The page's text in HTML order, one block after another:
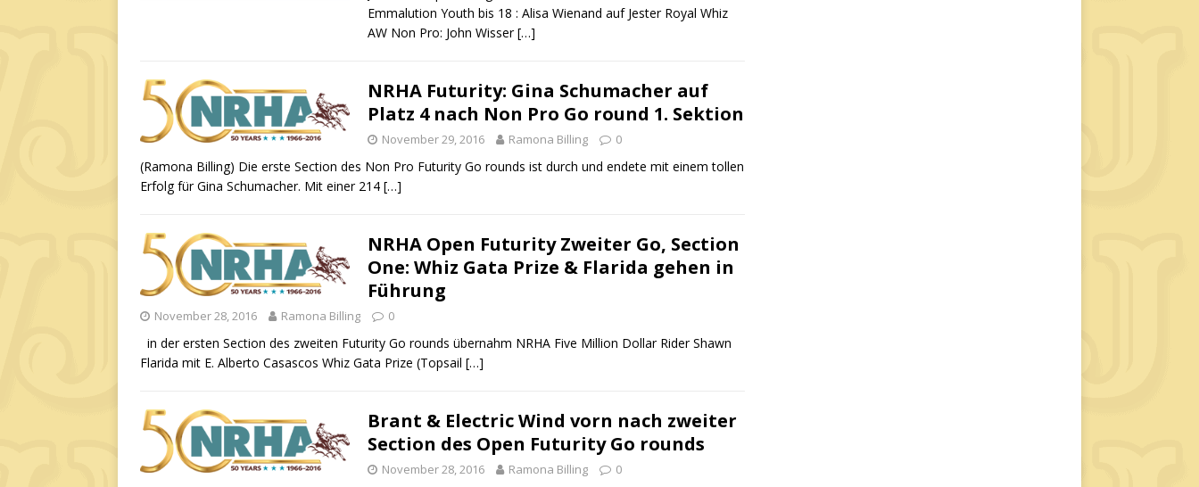
Emmalution Youth bis 18 : Alisa Wienand auf Jester Royal Whiz
AW Non Pro: John Wisser[…]
NRHA Futurity: Gina Schumacher auf
Platz 4 nach Non Pro Go round 1. Sektion
November 29, 2016 Ramona Billing 0
(Ramona Billing) Die erste Section des Non Pro Futurity Go rounds ist durch und endete mit einem tollen
Erfolg für Gina Schumacher. Mit einer 214 […]
NRHA Open Futurity Zweiter Go, Section
One: Whiz Gata Prize & Flarida gehen in
Führung
November 28, 2016 Ramona Billing 0
in der ersten Section des zweiten Futurity Go rounds übernahm NRHA Five Million Dollar Rider Shawn
Flarida mit E. Alberto Casascos Whiz Gata Prize (Topsail […]
Brant & Electric Wind vorn nach zweiter
Section des Open Futurity Go rounds
November 28, 2016 Ramona Billing 0